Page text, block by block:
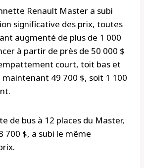
Renault Master a subi
significative des prix, toutes
augmenté de plus de 1 000
à partir de près de 50 000 $
court, toit bas et
49 700 $, soit 1 100
de bus à 12 places du Master,
700 $, a subi le même